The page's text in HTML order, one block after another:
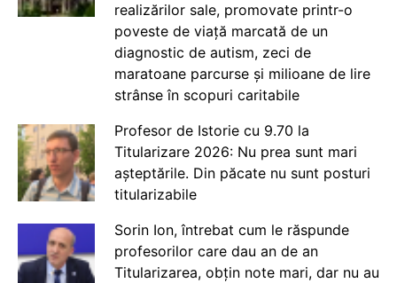
realizărilor sale, promovate printr-o
poveste de viață marcată de un
diagnostic de autism, zeci de
maratoane parcurse și milioane de lire
strânse în scopuri caritabile
Profesor de Istorie cu 9.70 la
Titularizare 2026: Nu prea sunt mari
așteptările. Din păcate nu sunt posturi
titularizabile
Sorin Ion, întrebat cum le răspunde
profesorilor care dau an de an
Titularizarea, obțin note mari, dar nu au